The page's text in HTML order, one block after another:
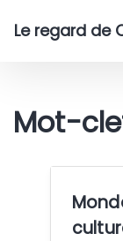
Le regard de
Mot-